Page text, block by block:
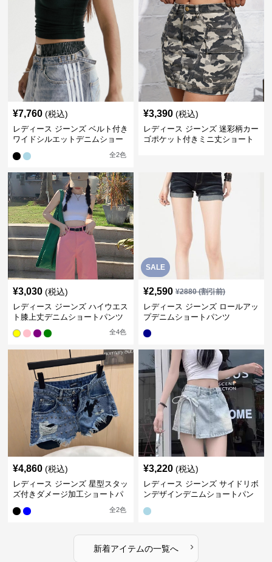
¥7,760 (税込)
レディース ジーンズ ベルト付き
ワイドシルエットデニムショー
全2色
¥3,390 (税込)
レディース ジーンズ 迷彩柄カー
ゴポケット付きミニ丈ショート
¥3,030 (税込)
レディース ジーンズ ハイウエス
ト膝上丈デニムショートパンツ
全4色
SALE
¥2,590 ¥2880(割引前)
レディース ジーンズ ロールアッ
プデニムショートパンツ
¥4,860 (税込)
レディース ジーンズ 星型スタッ
ズ付きダメージ加工ショートパ
全2色
¥3,220 (税込)
レディース ジーンズ サイドリボ
ンデザインデニムショートパン
新着アイテムの一覧へ ›